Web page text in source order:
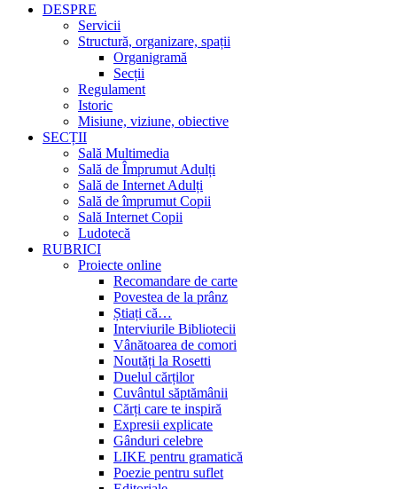
DESPRE
Servicii
Structură, organizare, spații
Organigramă
Secții
Regulament
Istoric
Misiune, viziune, obiective
SECȚII
Sală Multimedia
Sală de Împrumut Adulți
Sală de Internet Adulți
Sală de împrumut Copii
Sală Internet Copii
Ludotecă
RUBRICI
Proiecte online
Recomandare de carte
Povestea de la prânz
Știați că…
Interviurile Bibliotecii
Vânătoarea de comori
Noutăți la Rosetti
Duelul cărților
Cuvântul săptămânii
Cărți care te inspiră
Expresii explicate
Gânduri celebre
LIKE pentru gramatică
Poezie pentru suflet